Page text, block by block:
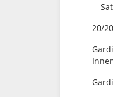
20/